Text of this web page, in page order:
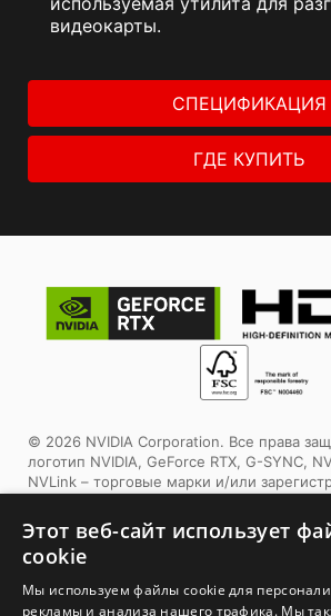
видеокарты.
СПЕЦИФИКАЦИЯ
ГДЕ КУПИТЬ
© 2026 NVIDIA Corporation. Все права
логотип NVIDIA, GeForce RTX, G-SYNC,
NVLink – торговые марки и/или
странах. Другие торговые марки и
являются собственностью
Этот продукт использует упаковочные
сертифицированные Forest Stewardship
Этот веб-сайт использует
cookie
Мы используем файлы cookie для
рекламы и анализа нашего трафика. Мы